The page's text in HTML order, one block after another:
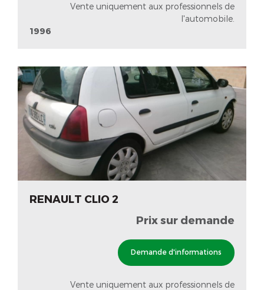
Vente uniquement aux professionnels de
l'automobile.
1996
RENAULT CLIO 2
Prix sur demande
Demande d'informations
Vente uniquement aux professionnels de